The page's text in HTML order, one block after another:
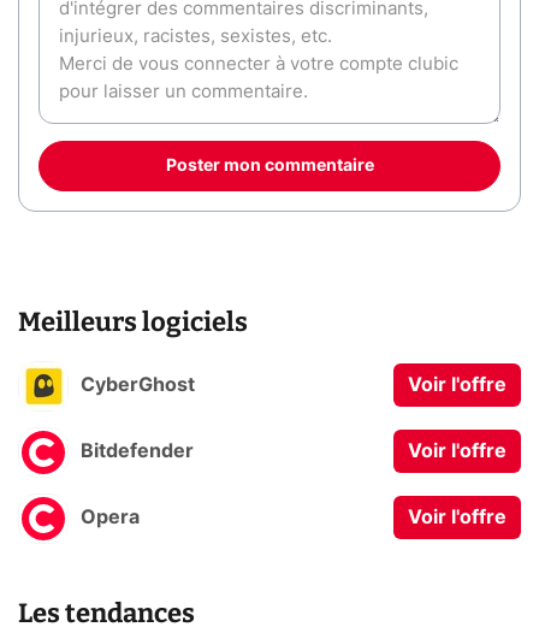
Poster mon commentaire
Meilleurs logiciels
CyberGhost Voir l'offre
Bitdefender Voir l'offre
Opera Voir l'offre
Les tendances